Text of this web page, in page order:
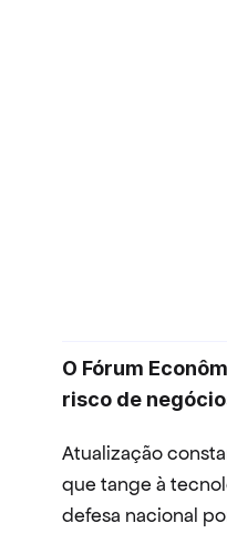
O Fórum
risco de
Atualização
que tange à
defesa nacional